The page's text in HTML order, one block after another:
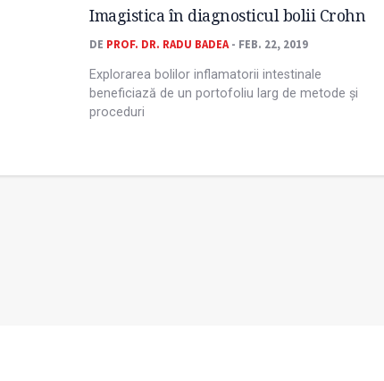
Imagistica în diagnosticul bolii Crohn
DE PROF. DR. RADU BADEA- FEB. 22, 2019
Explorarea bolilor inflamatorii intestinale
beneficiază de un portofoliu larg de metode și
proceduri